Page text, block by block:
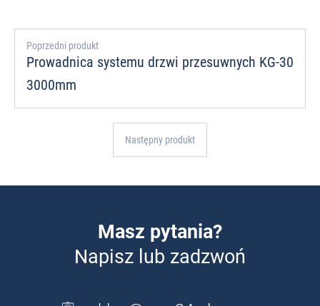
Poprzedni produkt
Prowadnica systemu drzwi przesuwnych KG-30
3000mm
Następny produkt
Masz pytania?
Napisz lub zadzwoń